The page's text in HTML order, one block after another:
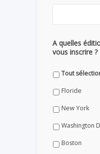
A quelles
vous inscrire ?
Tout
Floride
New York
Washington
Boston